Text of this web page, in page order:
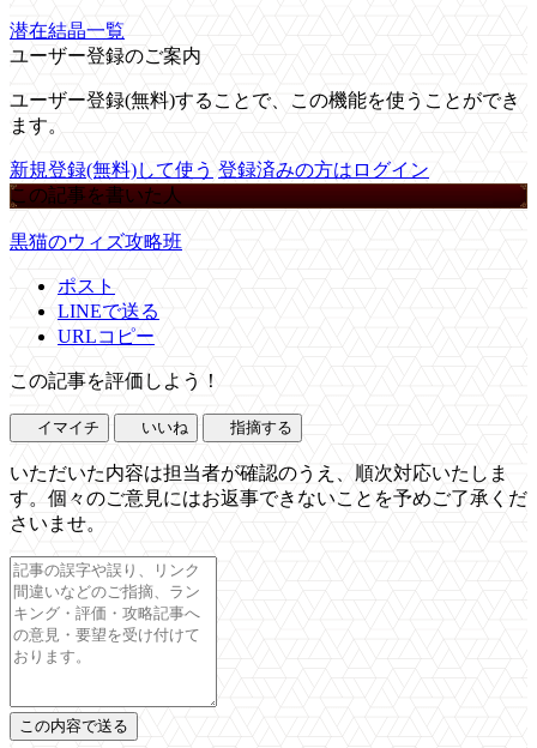
潜在結晶一覧
ユーザー登録のご案内
ユーザー登録(無料)することで、この機能を使うことができ
ます。
新規登録(無料)して使う 登録済みの方はログイン
この記事を書いた人
黒猫のウィズ攻略班
ポスト
LINEで送る
URLコピー
この記事を評価しよう！
イマイチ いいね 指摘する
いただいた内容は担当者が確認のうえ、順次対応いたしま
す。個々のご意見にはお返事できないことを予めご了承くだ
さいませ。